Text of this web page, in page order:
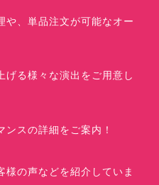
、単品注文が可能なオー
る様々な演出をご用意し
スの詳細をご案内！
の声などを紹介していま